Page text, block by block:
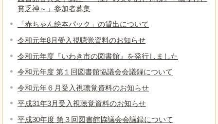
貧乏神～」参加者募集
「赤ちゃん絵本パック」の貸出について
令和元年8月受入視聴覚資料のお知らせ
令和元年度『いわき市の図書館』を発行しました
令和元年度 第１回図書館協議会会議録について
令和元年６月受入視聴覚資料のお知らせ
平成31年3月受入視聴覚資料のお知らせ
平成30年度 第３回図書館協議会会議録について